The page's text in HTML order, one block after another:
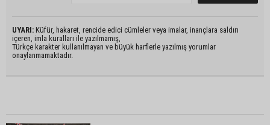
UYARI: Küfür, hakaret, rencide edici cümleler veya imalar, inançlara saldırı
içeren, imla kuralları ile yazılmamış,
Türkçe karakter kullanılmayan ve büyük harflerle yazılmış yorumlar
onaylanmamaktadır.